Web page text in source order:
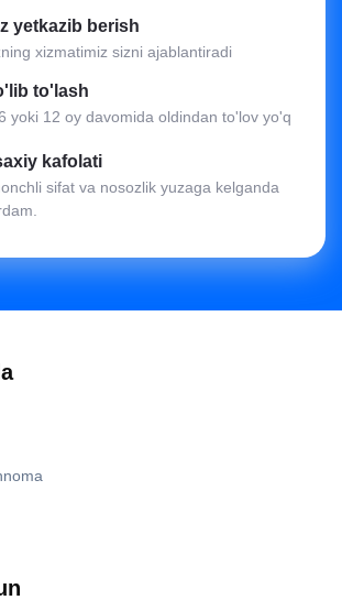
yetkazib berish
xizmatimiz sizni ajablantiradi
to'lash
yoki 12 oy davomida oldindan to'lov yo'q
kafolati
sifat va nosozlik yuzaga kelganda